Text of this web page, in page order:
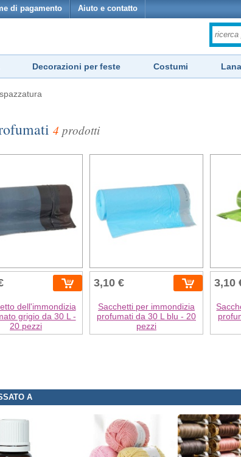
di pagamento Aiuto e contatto
Decorazioni per feste Costumi
4 prodotti
dell'immondizia
grigio da 30 L -
20 pezzi
3,10 €
Sacchetti per immondizia
profumati da 30 L blu - 20
pezzi
3,10
A